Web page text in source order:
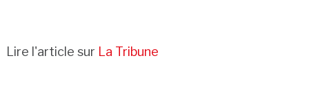
Lire l'article sur La Tribune